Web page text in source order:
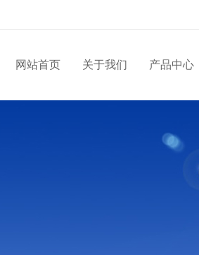
网站首页 关于我们 产品中心